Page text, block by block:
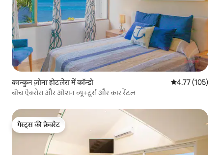
कान्कुन ज़ोना होटलेरा में कॉन्डो औसत रेटिंग 5 में से
4.77 (105)
बीच ऐक्सेस और ओशन व्यू+टूर्स और कार रेंटल
गेस्ट्स की फ़ेवरेट
गेस्ट्स की फ़ेवरेट